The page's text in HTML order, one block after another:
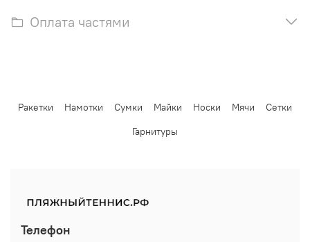
Оплата частями
Ракетки Намотки Сумки Майки Носки Мячи
Сетки
Гарнитуры
Телефон